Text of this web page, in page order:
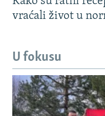
vraćali život u
U fokusu